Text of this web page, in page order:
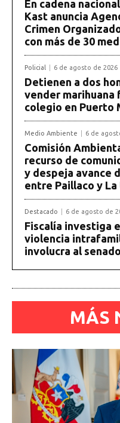
En cadena
Kast anuncia
Crimen
con más de 30
Policial 6 de agosto de 2026
Detienen a dos
vender marihuana
colegio en Puerto
Medio Ambiente 6 de
Comisión
recurso de
y despeja avance
entre Paillaco y La
Destacado 6 de agosto de
Fiscalía investiga
violencia
involucra al
MÁS